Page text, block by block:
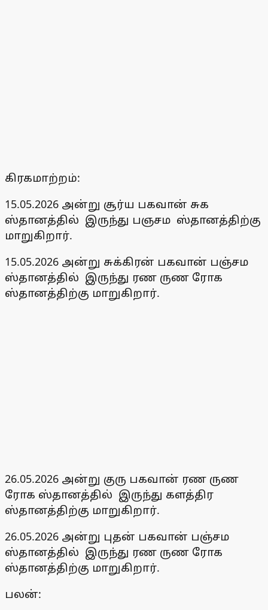
கிரகமாற்றம்:
15.05.2026 அன்று சூர்ய பகவான் சுக
ஸ்தானத்தில் இருந்து பஞசம ஸ்தானத்திற்கு
மாறுகிறார்.
15.05.2026 அன்று சுக்கிரன் பகவான் பஞ்சம
ஸ்தானத்தில் இருந்து ரண ருண ரோக
ஸ்தானத்திற்கு மாறுகிறார்.
26.05.2026 அன்று குரு பகவான் ரண ருண
ரோக ஸ்தானத்தில் இருந்து களத்திர
ஸ்தானத்திற்கு மாறுகிறார்.
26.05.2026 அன்று புதன் பகவான் பஞ்சம
ஸ்தானத்தில் இருந்து ரண ருண ரோக
ஸ்தானத்திற்கு மாறுகிறார்.
பலன்: